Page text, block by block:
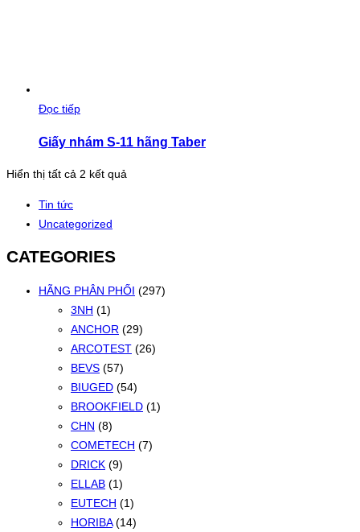
Đọc tiếp
Giấy nhám S-11 hãng Taber
Hiển thị tất cả 2 kết quả
Tin tức
Uncategorized
CATEGORIES
HÃNG PHÂN PHỐI (297)
3NH (1)
ANCHOR (29)
ARCOTEST (26)
BEVS (57)
BIUGED (54)
BROOKFIELD (1)
CHN (8)
COMETECH (7)
DRICK (9)
ELLAB (1)
EUTECH (1)
HORIBA (14)